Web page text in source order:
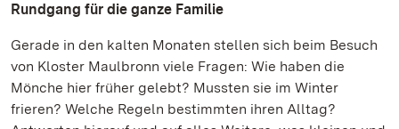
Rundgang für die ganze Familie
Gerade in den kalten Monaten stellen sich beim Besuch
von Kloster Maulbronn viele Fragen: Wie haben die
Mönche hier früher gelebt? Mussten sie im Winter
frieren? Welche Regeln bestimmten ihren Alltag?